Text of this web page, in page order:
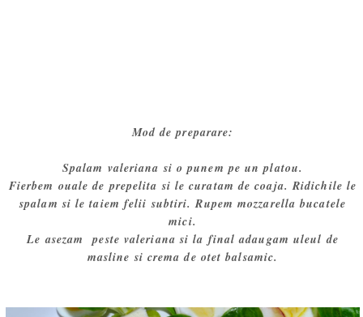
Mod de preparare:
Spalam valeriana si o punem pe un platou.
Fierbem ouale de prepelita si le curatam de coaja. Ridichile le
spalam si le taiem felii subtiri. Rupem mozzarella bucatele
mici.
Le asezam peste valeriana si la final adaugam uleul de
masline si crema de otet balsamic.